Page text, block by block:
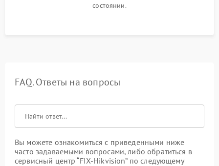
состоянии.
FAQ. Ответы на вопросы
Вы можете ознакомиться с приведенными ниже
часто задаваемыми вопросами, либо обратиться в
сервисный центр “FIX-Hikvision” по следующему